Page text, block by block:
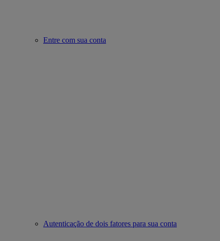
Entre com sua conta
Autenticação de dois fatores para sua conta